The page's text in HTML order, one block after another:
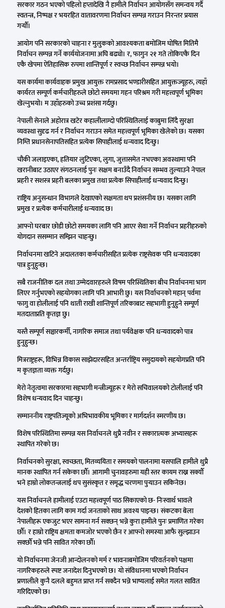
सरकार गठन भएको पहिलो हप्तादेखि नै हामीले निर्वाचन आयोगसँग समन्वय गर्दै
स्वतन्त्र, निष्पक्ष र भयरहित वातावरणमा निर्वाचन सम्पन्न गराउन निरन्तर प्रयास
गर्‍यौँ।
आयोग पनि सरकारको चाहना र मुलुकको आवश्यकता बमोजिम घोषित मितिमै
निर्वाचन सम्पन्न गर्ने कार्ययोजनामा अघि बढ्यो। र, फागुन २१ गते तोकिएकै दिन
एकै खेपमा ऐतिहासिक रुपमा शान्तिपूर्ण र स्वच्छ निर्वाचन सम्पन्न भयो।
यस कार्यमा कार्यवाहक प्रमुख आयुक्त रामप्रसाद भण्डारीसहित आयुक्तज्यूहरु, त्यहाँ
कार्यरत सम्पूर्ण कर्मचारीहरुले छोटो समयमा गहन परिश्रम गरी महत्त्वपूर्ण भूमिका
खेल्नुभयो। म उहाँहरुको उच्च प्रशंसा गर्दछु।
नेपाली सेनाले अहोरात्र खटेर कहालीलाग्दो परिस्थितिलाई काबुमा लिँदै सुरक्षा
व्यवस्था सुदृढ गर्न र निर्वाचन गराउन समेत महत्त्वपूर्ण भूमिका खेलेको छ। यसका
निम्ति प्रधानसेनापतिसहित प्रत्येक सिपाहीलाई धन्यवाद दिन्छु।
चौकी जलाइएका, हतियार लुटिएका, लुगा, जुत्तासमेत नभएका अवस्थामा पनि
खरानीबाट उठाएर संगठनलाई पुनः सक्षम बनाउँदै निर्वाचन सम्भव तुल्याउने नेपाल
प्रहरी र सशस्त्र प्रहरी बलका प्रमुख तथा प्रत्येक सिपाहीलाई धन्यवाद दिन्छु।
राष्ट्रिय अनुसन्धान विभागले देखाएको सक्षमता थप प्रशंसनीय छ। यसका लागि
प्रमुख र प्रत्येक कर्मचारीलाई धन्यवाद छ।
आफ्नो घरबार छोडी छोटो समयका लागि पनि आएर सेवा गर्ने निर्वाचन प्रहरीहरुको
योगदान ससम्मान सम्झिन चाहन्छु।
निर्वाचनमा खटिने अदालतका कर्मचारीसहित प्रत्येक राष्ट्रसेवक पनि धन्यवादका
पात्र हुनुहुन्छ।
सबै राजनीतिक दल तथा उम्मेदवारहरुले विषम परिस्थितिका बीच निर्वाचनमा भाग
लिएर गर्नुभएको सहयोगका लागि पनि आभारी छु। यस निर्वाचनको महान् पर्वमा
फागु वा होलीलाई पनि थाती राखी शान्तिपूर्ण तरिकाबाट सहभागी हुनुहुने सम्पूर्ण
मतदाताप्रति कृतज्ञ छु।
यस्तै सम्पूर्ण सञ्चारकर्मी, नागरिक समाज तथा पर्यवेक्षक पनि धन्यवादको पात्र
हुनुहुन्छ।
मित्रराष्ट्रहरू, विभिन्न विकास साझेदारसहित अन्तर्राष्ट्रिय समुदायको सहयोगप्रति पनि
म कृतज्ञता व्यक्त गर्दछु।
मेरो नेतृत्वमा सरकारमा सहभागी मन्त्रीज्यूहरू र मेरो सचिवालयको टोलीलाई पनि
विशेष धन्यवाद दिन चाहन्छु।
सम्माननीय राष्ट्रपतिज्यूको अभिभावकीय भूमिका र मार्गदर्शन स्मरणीय छ।
विशेष परिस्थितिमा सम्पन्न यस निर्वाचनले थुप्रै नवीन र सकारात्मक अभ्यासहरू
स्थापित गरेको छ।
निर्वाचनको सुरक्षा, स्वच्छता, मितव्ययिता र समयको पालनामा यसपालि हामीले थुप्रै
मानक स्थापित गर्न सकेका छौँ। आगामी चुनावहरुमा यही स्तर कायम राख्न सक्यौँ
भने हाम्रो लोकतन्त्रलाई थप सुसंस्कृत र समृद्ध चरणमा पुर्‍याउन सकिनेछ।
यस निर्वाचनले हामीलाई एउटा महत्त्वपूर्ण पाठ सिकाएको छ- निःस्वार्थ भावले
देशको हितका लागि काम गर्दा जनताको साथ अवश्य पाइन्छ। संकटका बेला
नेपालीहरू एकजुट भएर सामना गर्न सक्छन् भन्ने कुरा हामीले पुनः प्रमाणित गरेका
छौँ। र हाम्रो राष्ट्रिय क्षमता कमजोर भएको छैन र आफ्नो समस्या आफै सुल्झाउन
सक्छौँ भन्ने पनि सावित गरेका छौँ।
यो निर्वाचनमा जेनजी आन्दोलनको मर्म र भावनाबमोजिम परिवर्तनको पक्षमा
नागरिकहरुले स्पष्ट जनादेश दिनुभएको छ। यो संविधानमा भएको निर्वाचन
प्रणालीले कुनै दलले बहुमत प्राप्त गर्न सक्दैन भन्ने भाष्यलाई समेत गलत सावित
गरिदिएको छ।